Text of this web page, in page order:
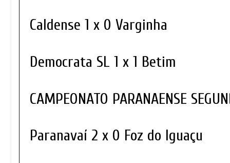
Caldense 1 x 0 Varginha
Democrata SL 1 x 1 Betim
CAMPEONATO PARANAENSE
Paranavaí 2 x 0 Foz do Iguaçu